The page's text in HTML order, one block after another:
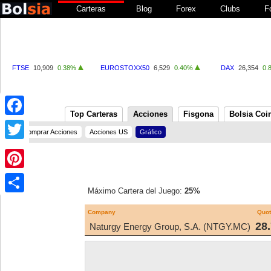
Carteras Blog Forex Clubs
FTSE 10,909 0.38% EUROSTOXX50 6,529 0.40% DAX 26,354
Top Carteras Acciones Fisgona Bolsia
Comprar Acciones Acciones US Gráfico
Máximo Cartera del Juego: 25%
Company
Naturgy Energy Group, S.A. (NTGY.MC)
Facebook
Twitter
Pinterest